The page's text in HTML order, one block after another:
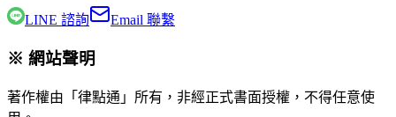
LINE 諮詢 Email 聯繫
※ 網站聲明
著作權由「律點通」所有，非經正式書面授權，不得任意使